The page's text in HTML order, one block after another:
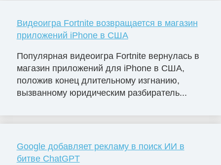
Видеоигра Fortnite возвращается в магазин
приложений iPhone в США
Популярная видеоигра Fortnite вернулась в
магазин приложений для iPhone в США,
положив конец длительному изгнанию,
вызванному юридическим разбиратель...
Google добавляет рекламу в поиск ИИ в
битве ChatGPT